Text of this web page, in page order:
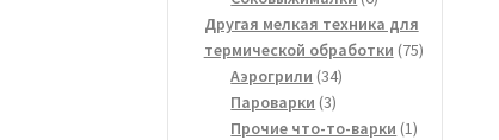
товаров
Другая мелкая техника для
термической обработки 7575
Аэрогрили 3434
Пароварки 33
товара
Прочие что-то-варки 11